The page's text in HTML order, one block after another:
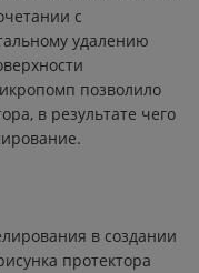
с
удалению
позволило
в результате чего
в создании
протектора